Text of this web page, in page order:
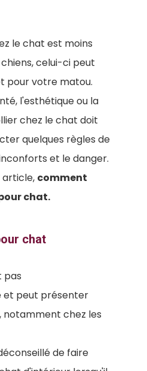
le chat est moins
celui-ci peut
pour votre matou.
l'esthétique ou la
chez le chat doit
quelques règles de
et le danger.
article, comment
chat.
chat
pas
et peut présenter
, notamment chez les
de faire